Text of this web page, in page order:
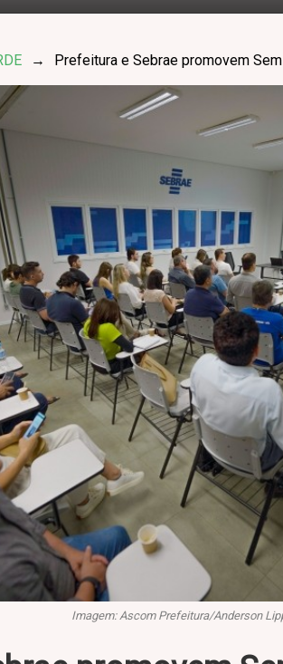
→ Prefeitura e Sebrae promovem
Imagem: Ascom Prefeitura/Anderson